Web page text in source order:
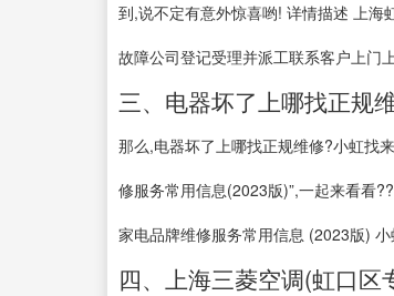
到,说不定有意外惊喜哟! 详情描述 上
故障公司登记受理并派工联系客户上门
三、电器坏了上哪找正规
那么,电器坏了上哪找正规维修?小虹找
修服务常用信息(2023版)”,一起来看看
家电品牌维修服务常用信息 (2023版)
四、上海三菱空调(虹口